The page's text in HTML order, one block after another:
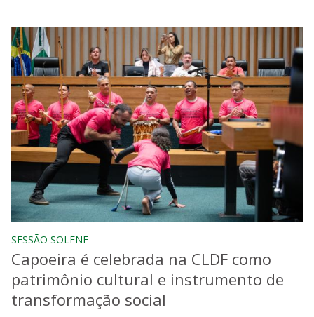
SESSÃO SOLENE
Capoeira é celebrada na CLDF como
patrimônio cultural e instrumento de
transformação social